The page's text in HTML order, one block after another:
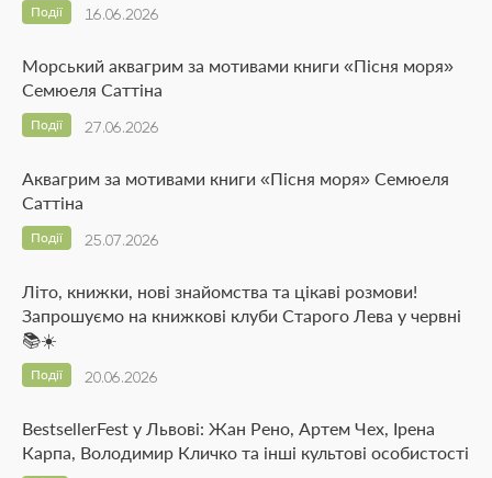
16.06.2026
Події
Морський аквагрим за мотивами книги «Пісня моря»
Семюеля Саттіна
27.06.2026
Події
Аквагрим за мотивами книги «Пісня моря» Семюеля
Саттіна
25.07.2026
Події
Літо, книжки, нові знайомства та цікаві розмови!
Запрошуємо на книжкові клуби Старого Лева у червні
📚☀️
20.06.2026
Події
BestsellerFest у Львові: Жан Рено, Артем Чех, Ірена
Карпа, Володимир Кличко та інші культові особистості